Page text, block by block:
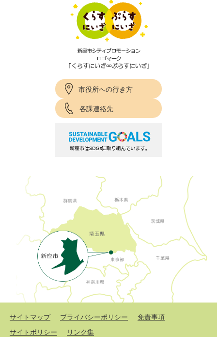
市役所への行き方
各課連絡先
サイトマップ プライバシーポリシー
免責事項
サイトポリシー
リンク集